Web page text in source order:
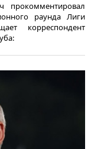
прокомментировал
раунда Лиги
корреспондент